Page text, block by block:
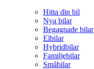
Hitta din bil
Nya bilar
Begagnade bilar
Elbilar
Hybridbilar
Familjebilar
Småbilar